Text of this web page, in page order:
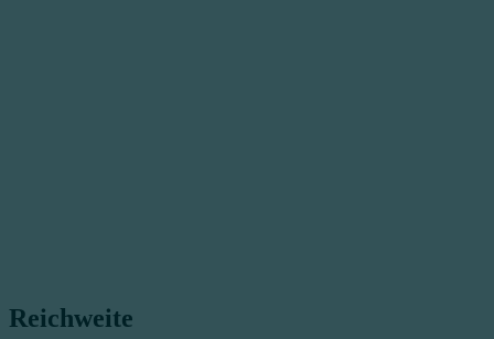
Reichweite